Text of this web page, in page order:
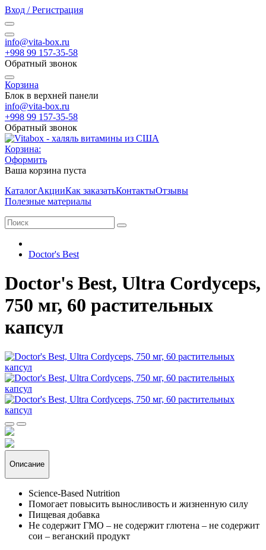
Вход / Регистрация
info@vita-box.ru
+998 99 157-35-58
Обратный звонок
Корзина
Блок в верхней панели
info@vita-box.ru
+998 99 157-35-58
Обратный звонок
Корзина:
Оформить
Ваша корзина пуста
КаталогАкцииКак заказатьКонтактыОтзывы
Полезные материалы
Doctor's Best
Doctor's Best, Ultra Cordyceps,
750 мг, 60 растительных
капсул
Описание
Science-Based Nutrition
Помогает повысить выносливость и жизненную силу
Пищевая добавка
Не содержит ГМО – не содержит глютена – не содержит
сои – веганский продукт